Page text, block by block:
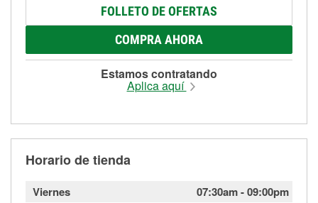
FOLLETO DE OFERTAS
COMPRA AHORA
Estamos contratando
Aplica aquí
Horario de tienda
Viernes 07:30am-09:00pm